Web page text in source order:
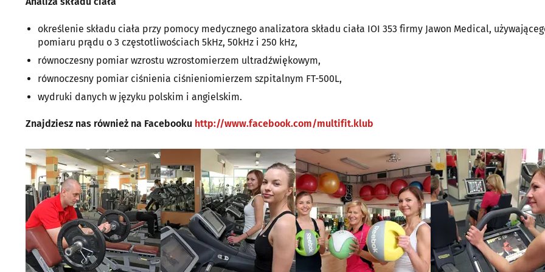
określenie składu ciała przy pomocy medycznego analizatora składu ciała IOI 353 firmy Jawon Medical,
pomiaru prądu o 3 częstotliwościach 5kHz, 50kHz i 250 kHz,
równoczesny pomiar wzrostu wzrostomierzem ultradźwiękowym,
równoczesny pomiar ciśnienia ciśnieniomierzem szpitalnym FT-500L,
wydruki danych w języku polskim i angielskim.
Znajdziesz nas również na Facebooku http://www.facebook.com/multifit.klub